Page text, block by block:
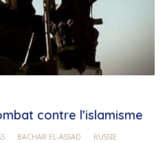
contre l’islamisme
BACHAR EL-ASSAD
RUSSIE